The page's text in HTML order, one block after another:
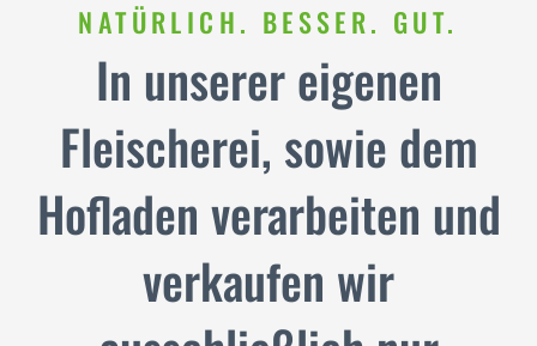
NATÜRLICH. BESSER. GUT.
In unserer eigenen
Fleischerei, sowie dem
Hofladen verarbeiten und
verkaufen wir